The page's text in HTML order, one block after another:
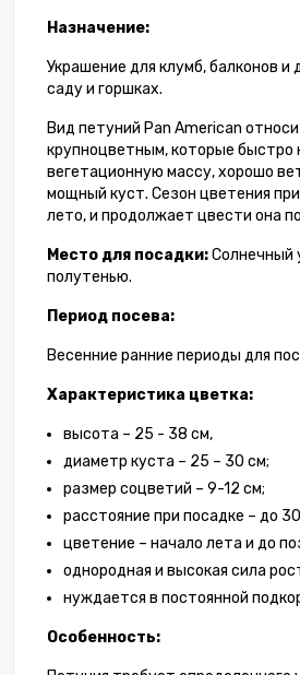
Назначение:
Украшение для клумб, балконов и
саду и горшках.
Вид петуний Pan American
крупноцветным, которые
вегетационную массу, хорошо
мощный куст. Сезон цветения
лето, и продолжает цвести она
Место для посадки:Солнечный
полутенью.
Период посева:
Весенние ранние периоды для
Характеристика цветка:
высота – 25 - 38 см,
диаметр куста – 25 – 30 см;
размер соцветий – 9-12 см;
расстояние при посадке – до
цветение – начало лета и до
однородная и высокая сила
нуждается в постоянной
Особенность: